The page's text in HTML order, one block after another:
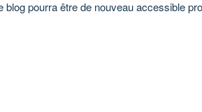
blog pourra être de nouveau accessible